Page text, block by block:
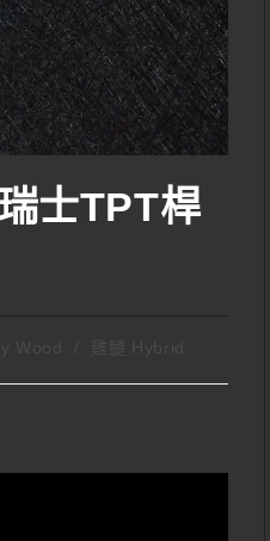
士TPT桿
Wood